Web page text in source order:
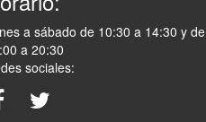
a sábado de 10:30 a 14:30 y de
a 20:30
sociales: